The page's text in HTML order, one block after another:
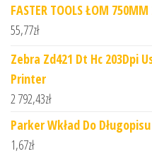
FASTER TOOLS ŁOM 750MM
55,77zł
Zebra Zd421 Dt Hc 203Dpi
Printer
2 792,43zł
Parker Wkład Do Długopisu
1,67zł